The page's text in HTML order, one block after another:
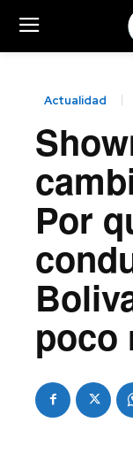
Actualidad
Por
poco